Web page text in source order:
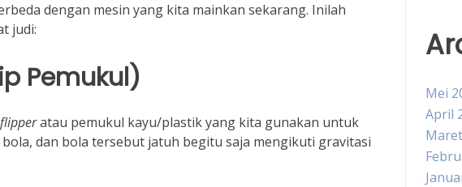
dengan mesin yang kita mainkan sekarang. Inilah
judi:
Pemukul)
flipperatau pemukul kayu/plastik yang kita gunakan untuk
dan bola tersebut jatuh begitu saja mengikuti gravitasi
Mei
April